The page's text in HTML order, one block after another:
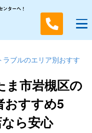
ンターへ！
ラブルのエリア別おすす
ま市岩槻区の
おすすめ5
ら安心